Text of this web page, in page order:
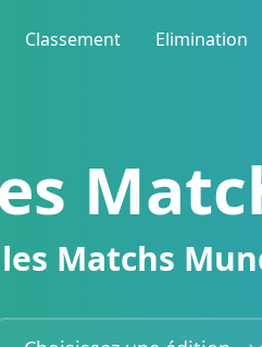
Classement Elimination
Matchs